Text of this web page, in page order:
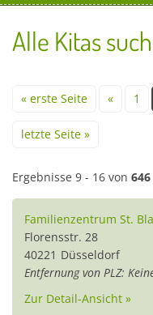
Alle Kitas
Seiten
« erste Seite « 1
letzte Seite »
Ergebnisse 9 - 16 von 646
Familienzentrum St.
Florensstr. 28
40221 Düsseldorf
Entfernung von PLZ:
Zur Detail-Ansicht »